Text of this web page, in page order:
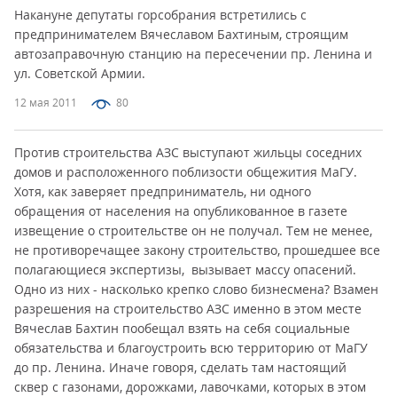
12 мая 2011 80
Накануне депутаты горсобрания встретились с
предпринимателем Вячеславом Бахтиным, строящим
автозаправочную станцию на пересечении пр. Ленина и
ул. Советской Армии.
Против строительства АЗС выступают жильцы соседних
домов и расположенного поблизости общежития МаГУ.
Хотя, как заверяет предприниматель, ни одного
обращения от населения на опубликованное в газете
извещение о строительстве он не получал. Тем не менее,
не противоречащее закону строительство, прошедшее все
полагающиеся экспертизы, вызывает массу опасений.
Одно из них - насколько крепко слово бизнесмена? Взамен
разрешения на строительство АЗС именно в этом месте
Вячеслав Бахтин пообещал взять на себя социальные
обязательства и благоустроить всю территорию от МаГУ
до пр. Ленина. Иначе говоря, сделать там настоящий
сквер с газонами, дорожками, лавочками, которых в этом